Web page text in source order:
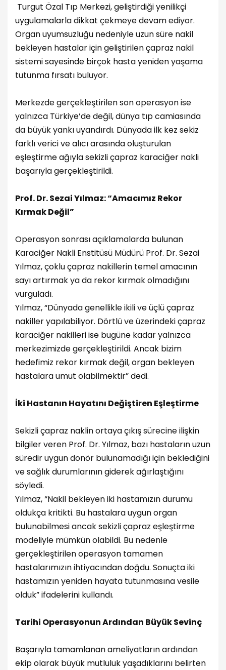
Turgut Özal Tıp Merkezi, geliştirdiği yenilikçi
uygulamalarla dikkat çekmeye devam ediyor.
Organ uyumsuzluğu nedeniyle uzun süre nakil
bekleyen hastalar için geliştirilen çapraz nakil
sistemi sayesinde birçok hasta yeniden yaşama
tutunma fırsatı buluyor.
Merkezde gerçekleştirilen son operasyon ise
yalnızca Türkiye’de değil, dünya tıp camiasında
da büyük yankı uyandırdı. Dünyada ilk kez sekiz
farklı verici ve alıcı arasında oluşturulan
eşleştirme ağıyla sekizli çapraz karaciğer nakli
başarıyla gerçekleştirildi.
Prof. Dr. Sezai Yılmaz: “Amacımız Rekor
Kırmak Değil”
Operasyon sonrası açıklamalarda bulunan
Karaciğer Nakli Enstitüsü Müdürü Prof. Dr. Sezai
Yılmaz, çoklu çapraz nakillerin temel amacının
sayı artırmak ya da rekor kırmak olmadığını
vurguladı.
Yılmaz, “Dünyada genellikle ikili ve üçlü çapraz
nakiller yapılabiliyor. Dörtlü ve üzerindeki çapraz
karaciğer nakilleri ise bugüne kadar yalnızca
merkezimizde gerçekleştirildi. Ancak bizim
hedefimiz rekor kırmak değil, organ bekleyen
hastalara umut olabilmektir” dedi.
İki Hastanın Hayatını Değiştiren Eşleştirme
Sekizli çapraz naklin ortaya çıkış sürecine ilişkin
bilgiler veren Prof. Dr. Yılmaz, bazı hastaların uzun
süredir uygun donör bulunamadığı için beklediğini
ve sağlık durumlarının giderek ağırlaştığını
söyledi.
Yılmaz, “Nakil bekleyen iki hastamızın durumu
oldukça kritikti. Bu hastalara uygun organ
bulunabilmesi ancak sekizli çapraz eşleştirme
modeliyle mümkün olabildi. Bu nedenle
gerçekleştirilen operasyon tamamen
hastalarımızın ihtiyacından doğdu. Sonuçta iki
hastamızın yeniden hayata tutunmasına vesile
olduk” ifadelerini kullandı.
Tarihi Operasyonun Ardından Büyük Sevinç
Başarıyla tamamlanan ameliyatların ardından
ekip olarak büyük mutluluk yaşadıklarını belirten